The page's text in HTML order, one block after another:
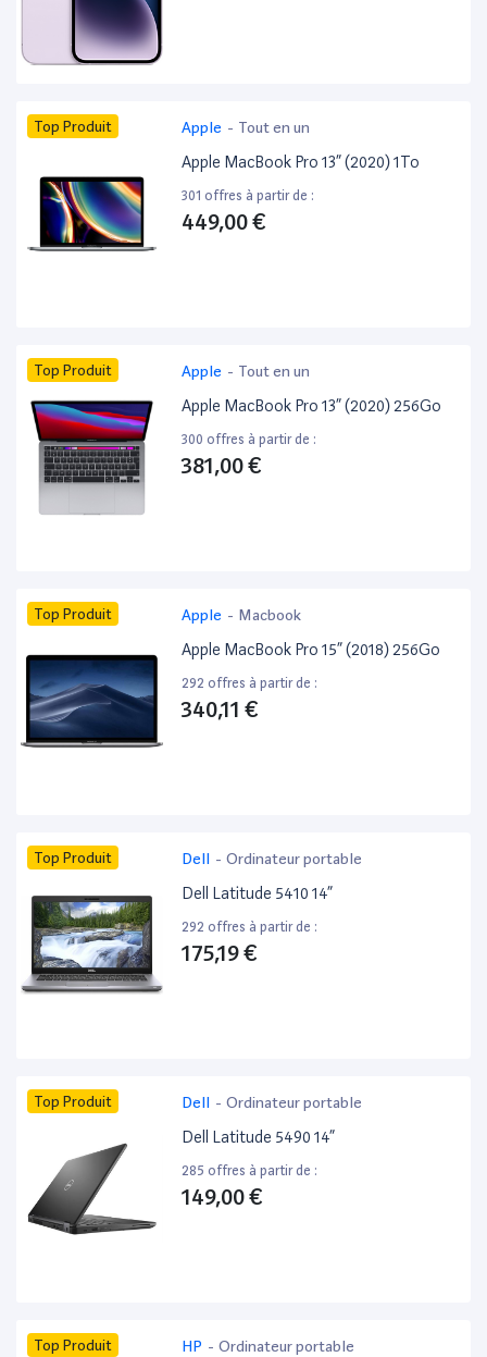
Top Produit Apple - Tout en un
Apple MacBook Pro 13” (2020) 1To
301 offres à partir de :
449,00 €
Top Produit Apple - Tout en un
Apple MacBook Pro 13” (2020) 256Go
300 offres à partir de :
381,00 €
Top Produit Apple - Macbook
Apple MacBook Pro 15” (2018) 256Go
292 offres à partir de :
340,11 €
Top Produit Dell - Ordinateur portable
Dell Latitude 5410 14”
292 offres à partir de :
175,19 €
Top Produit Dell - Ordinateur portable
Dell Latitude 5490 14”
285 offres à partir de :
149,00 €
Top Produit HP - Ordinateur portable